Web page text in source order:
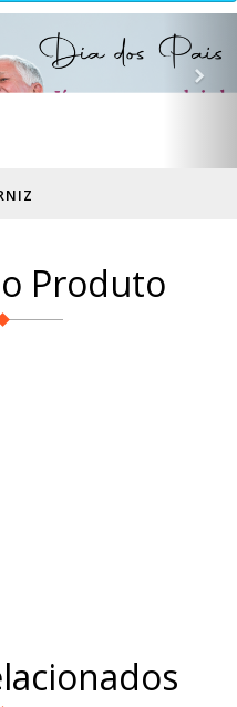
Produto